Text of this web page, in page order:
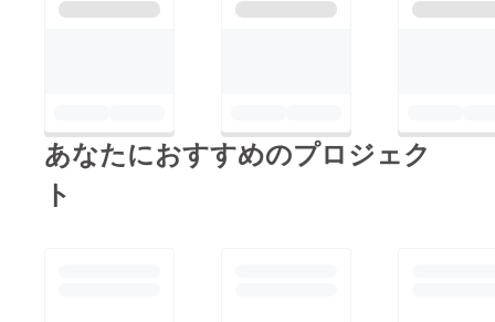
あなたにおすすめのプロジェク
ト